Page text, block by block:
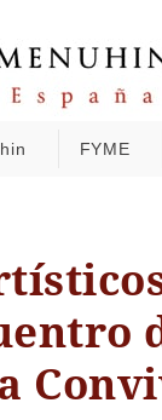
FYME